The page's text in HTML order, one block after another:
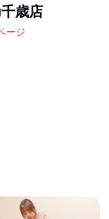
歳店
ージ